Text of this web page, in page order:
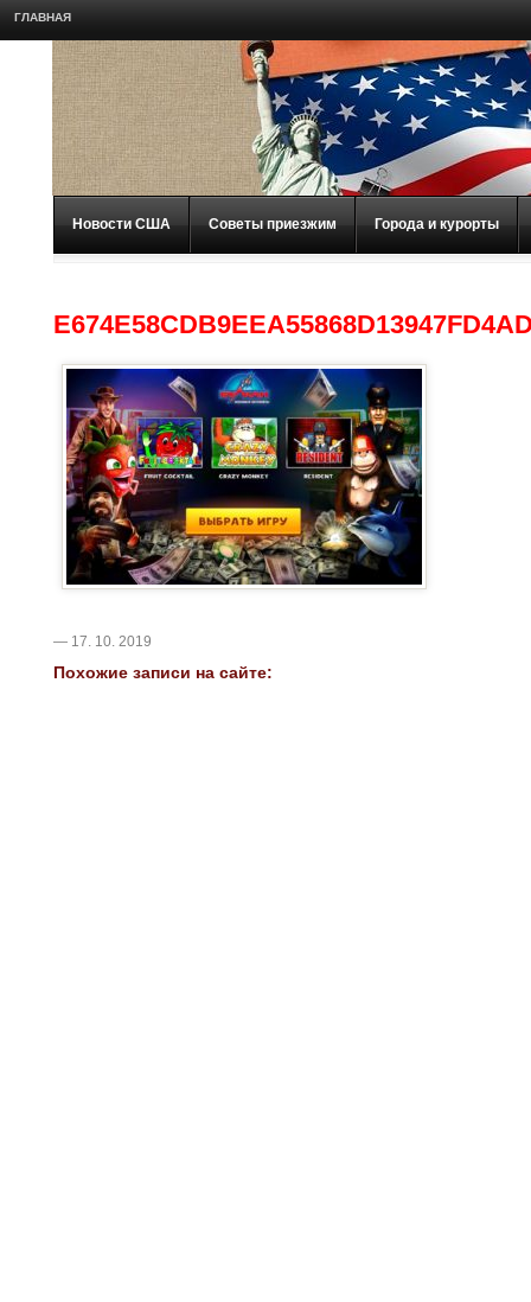
ГЛАВНАЯ
Новости США Советы приезжим Города и курорты
— 17. 10. 2019
Похожие записи на сайте: